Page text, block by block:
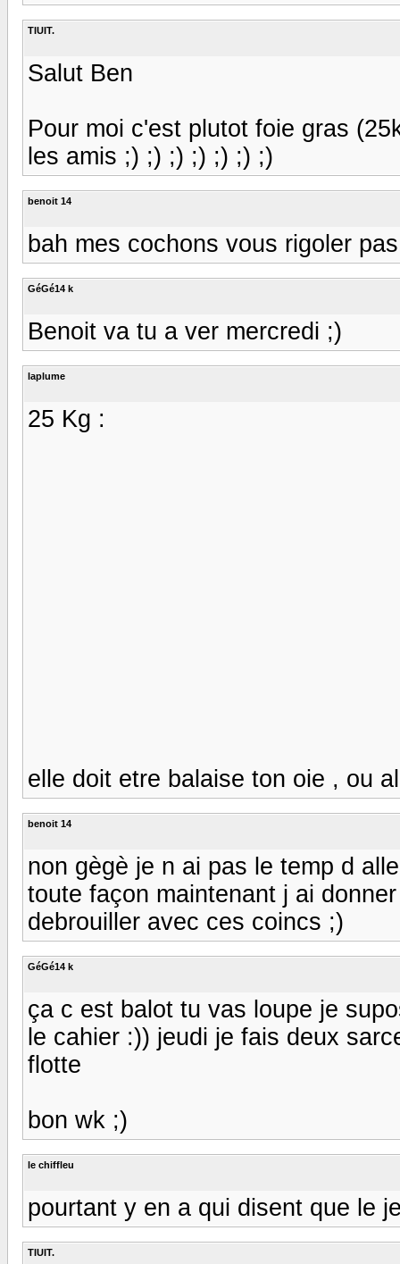
TIUIT.
Salut Ben
Pour moi c'est plutot foie gras
les amis ;) ;) ;) ;) ;) ;) ;)
benoit 14
bah mes cochons vous rigoler
GéGé14 k
Benoit va tu a ver mercredi ;)
laplume
25 Kg :
elle doit etre balaise ton oie , ou
benoit 14
non gègè je n ai pas le temp d
toute façon maintenant j ai
debrouiller avec ces coincs ;)
GéGé14 k
ça c est balot tu vas loupe je
le cahier :)) jeudi je fais deux
flotte
bon wk ;)
le chiffleu
pourtant y en a qui disent que le
TIUIT.